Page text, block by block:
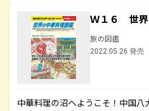
Ｗ１６ 世界
旅の図鑑
2022.05.26 発売
中華料理の沼へようこそ！中国